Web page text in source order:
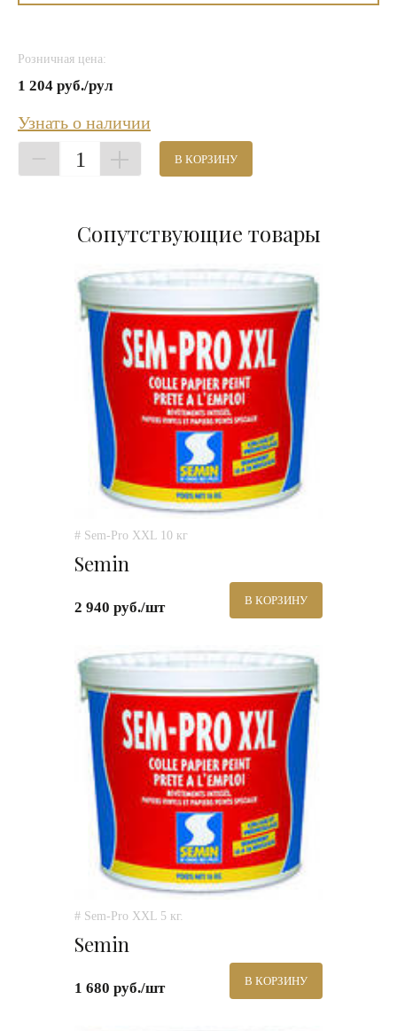
Розничная цена:
1 204 руб./рул
Узнать о наличии
1 В КОРЗИНУ
Сопутствующие товары
# Sem-Pro XXL 10 кг
Semin
2 940 руб./шт В КОРЗИНУ
# Sem-Pro XXL 5 кг.
Semin
1 680 руб./шт В КОРЗИНУ